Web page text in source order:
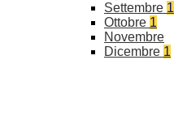
Settembre 1
Ottobre 1
Novembre
Dicembre 1